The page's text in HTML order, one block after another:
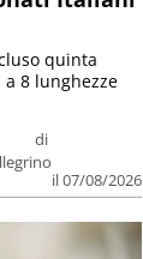
di
il 07/08/2026
quinta
8 lunghezze